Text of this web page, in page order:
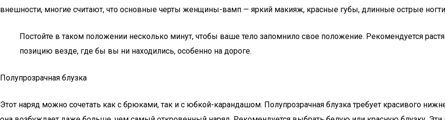
внешности, многие считают, что основные черты женщины-вамп — яркий макияж, красные губы, длинные острые
Постойте в таком положении несколько минут, чтобы ваше тело запомнило свое положение. Рекомендуется
позицию везде, где бы вы ни находились, особенно на дороге.
Полупрозрачная блузка
Этот наряд можно сочетать как с брюками, так и с юбкой-карандашом. Полупрозрачная блузка требует красивого